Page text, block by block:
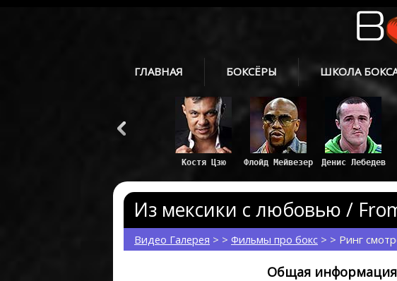
ГЛАВНАЯ БОКСЁРЫ ШКОЛА
Костя Цзю Флойд Мейвезер Денис Лебедев
Из мексики с любовью /
Видео Галерея > > Фильмы про бокс > > Ринг
Общая